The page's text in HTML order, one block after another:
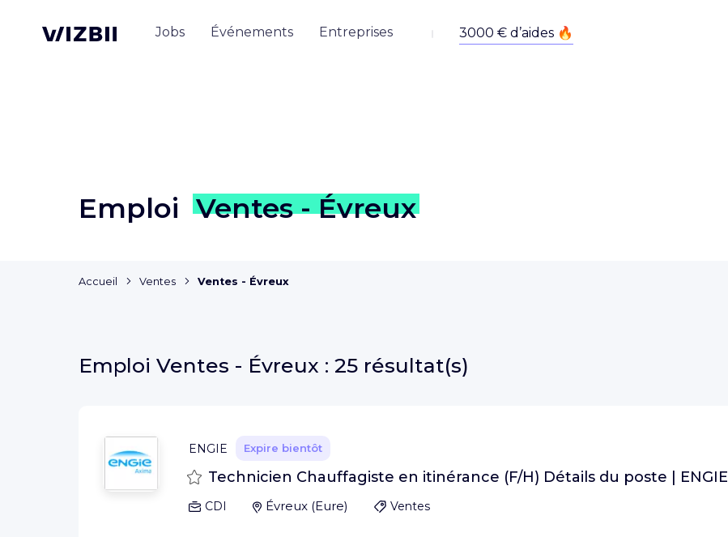
Jobs Événements Entreprises
Emploi Ventes - Évreux
Accueil Ventes Ventes - Évreux
Emploi Ventes - Évreux : 25 résultat(s)
ENGIE Expire bientôt
Sauvegarder
Technicien Chauffagiste en itinérance (F/H) Détails du poste | ENGIE
CDI Évreux(Eure) Ventes